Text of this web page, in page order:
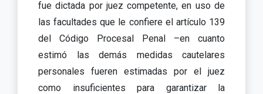
fue dictada por juez competente, en uso de
las facultades que le confiere el artículo 139
del Código Procesal Penal –en cuanto
estimó las demás medidas cautelares
personales fueren estimadas por el juez
como insuficientes para garantizar la